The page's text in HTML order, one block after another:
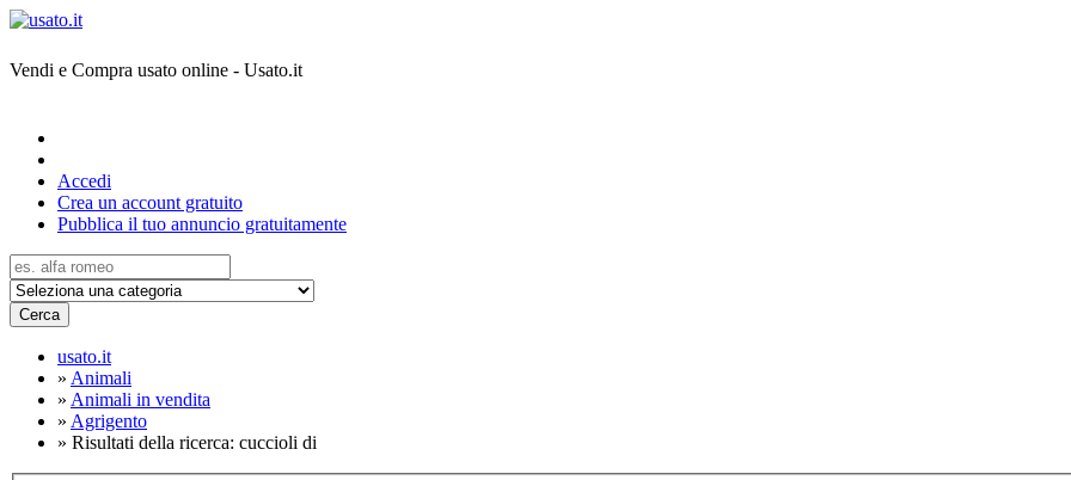
Vendi e Compra usato online - Usato.it
Accedi
Crea un account gratuito
Pubblica il tuo annuncio gratuitamente
Cerca
usato.it
» Animali
» Animali in vendita
» Agrigento
» Risultati della ricerca: cuccioli di